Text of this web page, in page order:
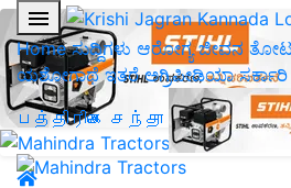
Home ಸುದ್ದಿಗಳು ಆರೋಗ್ಯ ಜೀವನ
ಯಶೋಗಾಥೆ ಇತರೆ ಅಗ್ರಿಪೀಡಿಯಾ
பத்திரிகை சந்தா